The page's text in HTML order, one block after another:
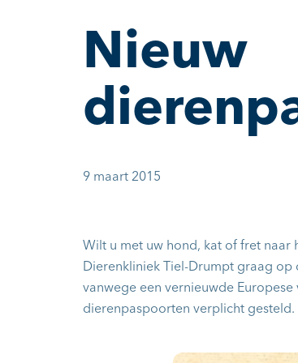
Nieuw
9 maart 2015
Wilt u met uw hond, kat of fret naar
Dierenkliniek Tiel-Drumpt graag
vanwege een vernieuwde
dierenpaspoorten verplicht gesteld.